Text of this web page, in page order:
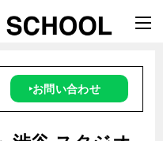
‣お問い合わせ